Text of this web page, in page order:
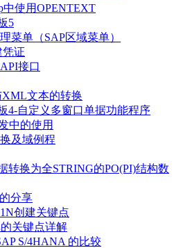
中使用OPENTEXT
5
菜单（SAP区域菜单）
凭证
接口
文本的转换
4-自定义多窗口单据功能程序
中的使用
及域例程
转换为全STRING的PO(PI)结构数
分享
创建关键点
关键点详解
S/4HANA 的比较